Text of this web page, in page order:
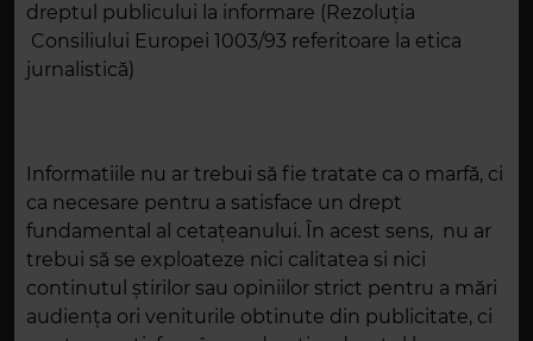
dreptul publicului la informare (Rezoluţia
Consiliului Europei 1003/93 referitoare la etica
jurnalistică)
Informatiile nu ar trebui să fie tratate ca o marfă, ci
ca necesare pentru a satisface un drept
fundamental al cetațeanului. În acest sens, nu ar
trebui să se exploateze nici calitatea si nici
continutul știrilor sau opiniilor strict pentru a mări
audienţa ori veniturile obtinute din publicitate, ci